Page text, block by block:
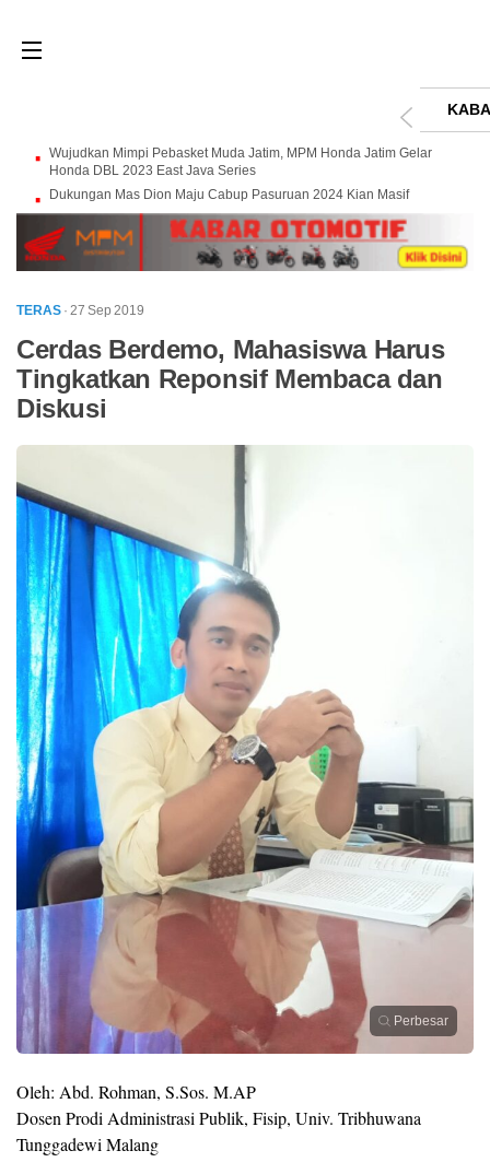
Wujudkan Mimpi Pebasket Muda Jatim, MPM Honda Jatim Gelar
Honda DBL 2023 East Java Series
Dukungan Mas Dion Maju Cabup Pasuruan 2024 Kian Masif
TERAS · 27 Sep 2019
Cerdas Berdemo, Mahasiswa Harus
Tingkatkan Reponsif Membaca dan
Diskusi
Perbesar
Oleh: Abd. Rohman, S.Sos. M.AP
Dosen Prodi Administrasi Publik, Fisip, Univ. Tribhuwana
Tunggadewi Malang